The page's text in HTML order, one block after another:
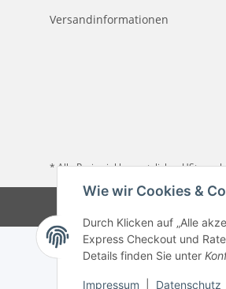
Wie wir Cookies &
Durch Klicken auf „Alle
Express Checkout und
Details finden Sie unter
Impressum Datenschutz
Versandinformationen
* Alle Preise inkl. gesetzlicher USt., zzgl.